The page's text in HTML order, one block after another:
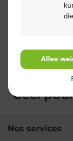
Ingrédients
Ceci
Nos services
Alles